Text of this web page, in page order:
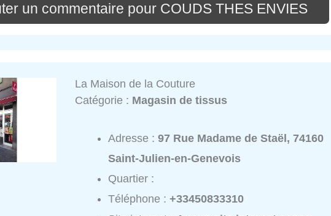
un commentaire pour COUDS THES ENVIES
La Maison de la Couture
Catégorie : Magasin de tissus
Adresse :97 Rue Madame de Staël, 74160
Saint-Julien-en-Genevois
Quartier :
Téléphone :+33450833310